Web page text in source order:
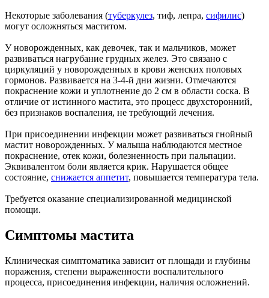
Некоторые заболевания (туберкулез, тиф, лепра, сифилис)
могут осложняться маститом.
У новорожденных, как девочек, так и мальчиков, может
развиваться нагрубание грудных желез. Это связано с
циркуляций у новорожденных в крови женских половых
гормонов. Развивается на 3-4-й дни жизни. Отмечаются
покраснение кожи и уплотнение до 2 см в области соска. В
отличие от истинного мастита, это процесс двухсторонний,
без признаков воспаления, не требующий лечения.
При присоединении инфекции может развиваться гнойный
мастит новорожденных. У малыша наблюдаются местное
покраснение, отек кожи, болезненность при пальпации.
Эквивалентом боли является крик. Нарушается общее
состояние, снижается аппетит, повышается температура тела.
Требуется оказание специализированной медицинской
помощи.
Симптомы мастита
Клиническая симптоматика зависит от площади и глубины
поражения, степени выраженности воспалительного
процесса, присоединения инфекции, наличия осложнений.